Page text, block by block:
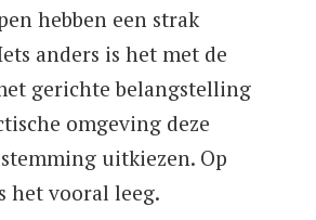
hebben een strak
anders is het met de
gerichte belangstelling
omgeving deze
uitkiezen. Op
het vooral leeg.